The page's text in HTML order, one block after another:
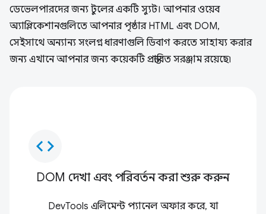
ডেভেলপারদের জন্য টুলের একটি স্যুট। আপনার ওয়েব
অ্যাপ্লিকেশানগুলিতে আপনার পৃষ্ঠার HTML এবং DOM,
সেইসাথে অন্যান্য সংলগ্ন ধারণাগুলি ডিবাগ করতে সাহায্য করার
জন্য এখানে আপনার জন্য কয়েকটি প্রস্তাবিত সরঞ্জাম রয়েছে৷
code
DOM দেখা এবং পরিবর্তন করা শুরু করুন
DevTools এলিমেন্ট প্যানেল অফার করে, যা